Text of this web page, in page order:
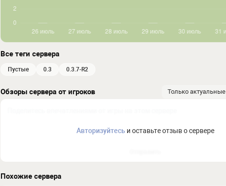
Все теги сервера
пустые 0.3 0.3.7-R2
Обзоры сервера от игроков Только актуальные
Авторизуйтесьи оставьте отзыв о сервере
Похожие сервера